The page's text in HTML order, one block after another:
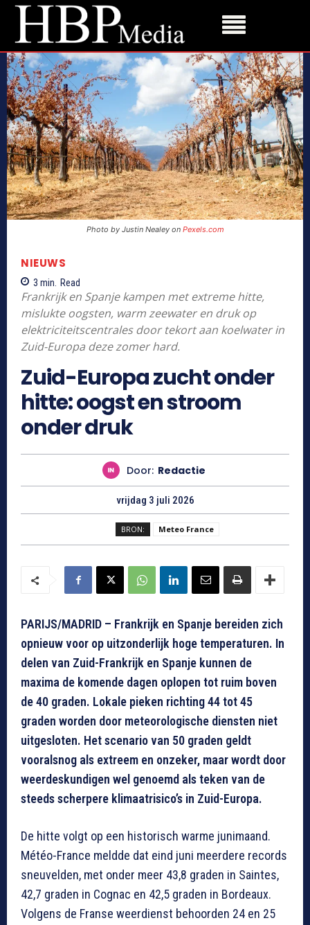
Photo by Justin Nealey on Pexels.com
NIEUWS
3 min. Read
Frankrijk en Spanje kampen met extreme hitte,
mislukte oogsten, warm zeewater en druk op
elektriciteitscentrales door tekort aan koelwater in
Zuid-Europa deze zomer hard.
Zuid-Europa zucht onder
hitte: oogst en stroom
onder druk
Door: Redactie
vrijdag 3 juli 2026
BRON: Meteo France
PARIJS/MADRID – Frankrijk en Spanje bereiden zich
opnieuw voor op uitzonderlijk hoge temperaturen. In
delen van Zuid-Frankrijk en Spanje kunnen de
maxima de komende dagen oplopen tot ruim boven
de 40 graden. Lokale pieken richting 44 tot 45
graden worden door meteorologische diensten niet
uitgesloten. Het scenario van 50 graden geldt
vooralsnog als extreem en onzeker, maar wordt door
weerdeskundigen wel genoemd als teken van de
steeds scherpere klimaatrisico’s in Zuid-Europa.
De hitte volgt op een historisch warme junimaand.
Météo-France meldde dat eind juni meerdere records
sneuvelden, met onder meer 43,8 graden in Saintes,
42,7 graden in Cognac en 42,5 graden in Bordeaux.
Volgens de Franse weerdienst behoorden 24 en 25